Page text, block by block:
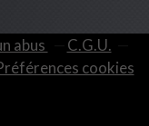
abus
C.G.U.
cookies